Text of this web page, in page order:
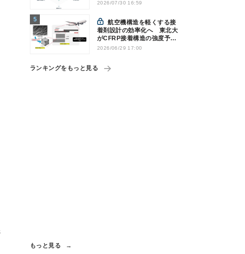
2026/07/30 16:59
航空機構造を軽くする接
着剤設計の効率化へ 東北大
がCFRP接着構造の強度予測
を実現
2026/06/29 17:00
ランキングをもっと見る
もっと見る